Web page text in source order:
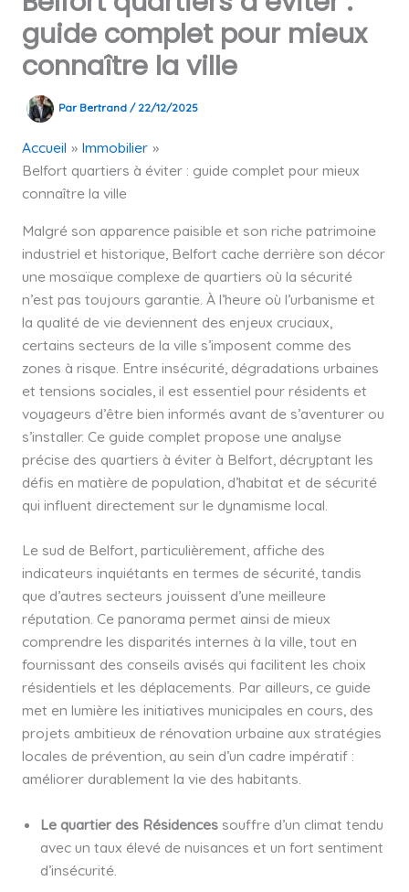
guide complet pour mieux
connaître la ville
Par Bertrand / 22/12/2025
Accueil
Immobilier
Belfort quartiers à éviter : guide complet pour mieux
connaître la ville
Malgré son apparence paisible et son riche patrimoine
industriel et historique, Belfort cache derrière son décor
une mosaïque complexe de quartiers où la sécurité
n’est pas toujours garantie. À l’heure où l’urbanisme et
la qualité de vie deviennent des enjeux cruciaux,
certains secteurs de la ville s’imposent comme des
zones à risque. Entre insécurité, dégradations urbaines
et tensions sociales, il est essentiel pour résidents et
voyageurs d’être bien informés avant de s’aventurer ou
s’installer. Ce guide complet propose une analyse
précise des quartiers à éviter à Belfort, décryptant les
défis en matière de population, d’habitat et de sécurité
qui influent directement sur le dynamisme local.
Le sud de Belfort, particulièrement, affiche des
indicateurs inquiétants en termes de sécurité, tandis
que d’autres secteurs jouissent d’une meilleure
réputation. Ce panorama permet ainsi de mieux
comprendre les disparités internes à la ville, tout en
fournissant des conseils avisés qui facilitent les choix
résidentiels et les déplacements. Par ailleurs, ce guide
met en lumière les initiatives municipales en cours, des
projets ambitieux de rénovation urbaine aux stratégies
locales de prévention, au sein d’un cadre impératif :
améliorer durablement la vie des habitants.
Le quartier des Résidencessouffre d’un climat tendu
avec un taux élevé de nuisances et un fort sentiment
d’insécurité.